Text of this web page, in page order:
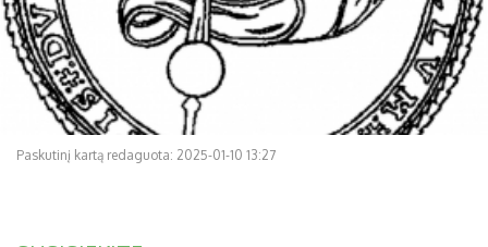
Paskutinį kartą redaguota: 2025-01-10 13:27